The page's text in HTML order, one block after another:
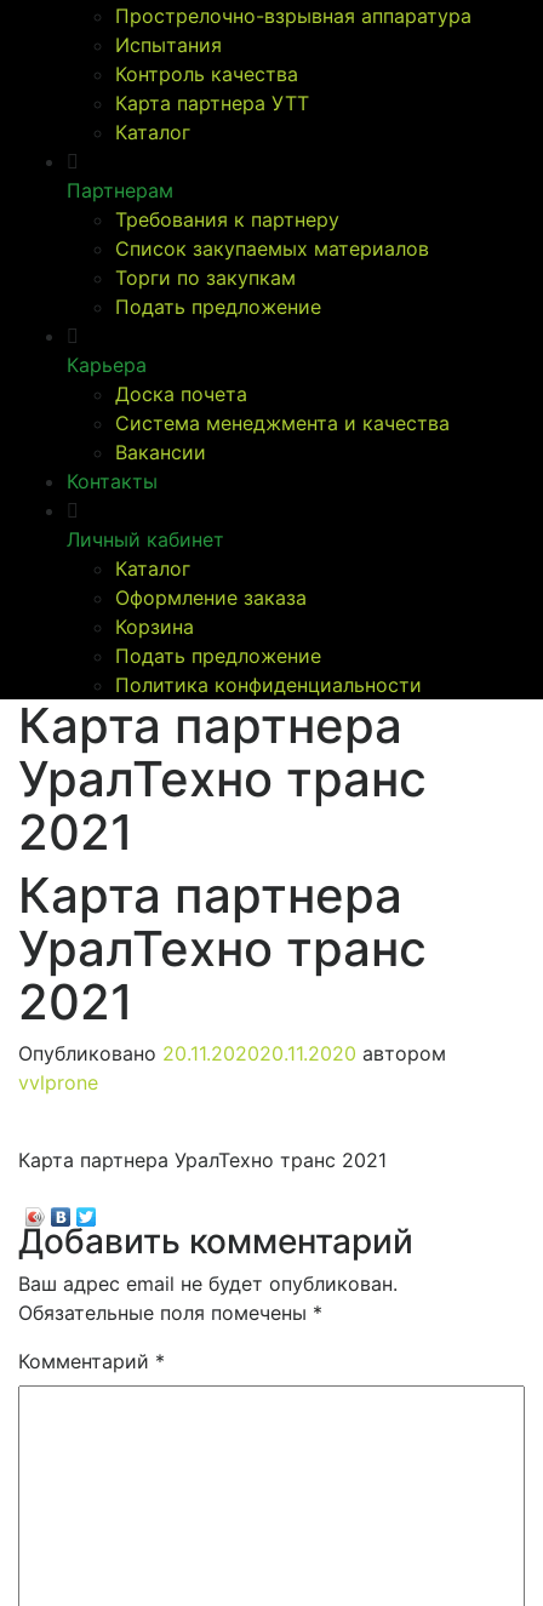
Прострелочно-взрывная аппаратура
Испытания
Контроль качества
Карта партнера УТТ
Каталог
Партнерам
Требования к партнеру
Список закупаемых материалов
Торги по закупкам
Подать предложение
Карьера
Доска почета
Система менеджмента и качества
Вакансии
Контакты
Личный кабинет
Каталог
Оформление заказа
Корзина
Подать предложение
Политика конфиденциальности
Карта партнера
УралТехно транс
2021
Карта партнера
УралТехно транс
2021
Опубликовано 20.11.202020.11.2020 автором
vvlprone
Карта партнера УралТехно транс 2021
Добавить комментарий
Ваш адрес email не будет опубликован.
Обязательные поля помечены *
Комментарий *